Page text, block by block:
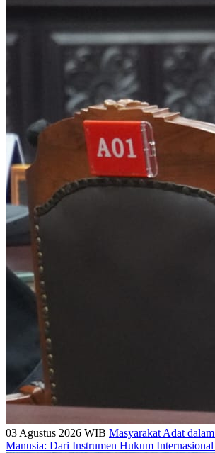
03 Agustus 2026 WIB Masyarakat Adat
Manusia: Dari Instrumen Hukum Internasional